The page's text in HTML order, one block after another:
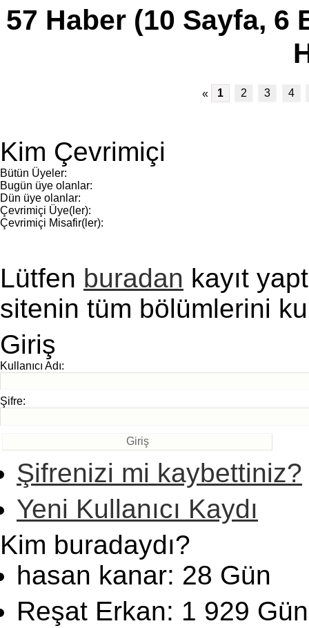
57 Haber (10 Sayfa,
« 1 2 3 4
Kim Çevrimiçi
Bütün Üyeler:
Bugün üye olanlar:
Dün üye olanlar:
Çevrimiçi Üye(ler):
Çevrimiçi Misafir(ler):
Lütfen buradan kayıt
sitenin tüm bölümlerini
Giriş
Kullanıcı Adı:
Şifre:
Şifrenizi mi kaybettiniz?
Yeni Kullanıcı Kaydı
Kim buradaydı?
hasan kanar: 28 Gün
Reşat Erkan: 1 929 Gün